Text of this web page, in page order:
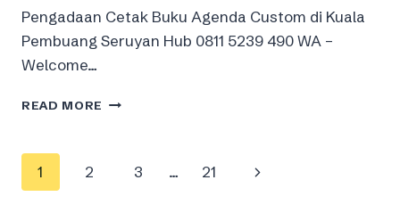
Pengadaan Cetak Buku Agenda Custom di Kuala
Pembuang Seruyan Hub 0811 5239 490 WA –
Welcome…
READ MORE PENGADAAN
CUSTOM
Page
1 2 3 … 21
Next